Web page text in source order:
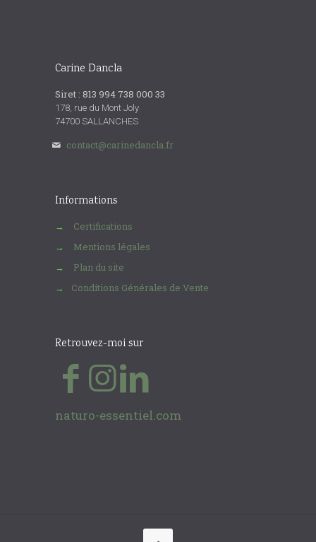
Carine Dancla
Siret : 813 994 738 000 33
178, rue du Mont Joly
74700 SALLANCHES
contact@carinedancla.fr
Informations
→ Certifications
→ Mentions légales
→ Plan du site
→ Conditions Générales de Vente
Retrouvez-moi sur
naturo-essentiel.com